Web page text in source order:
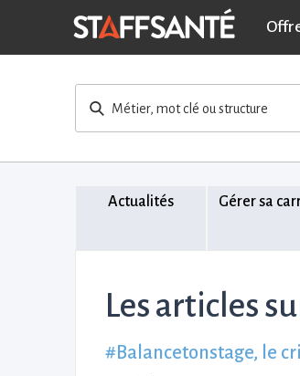
Métier, mot clé ou structure
Actualités Gérer sa
Les articles
#Balancetonstage, le